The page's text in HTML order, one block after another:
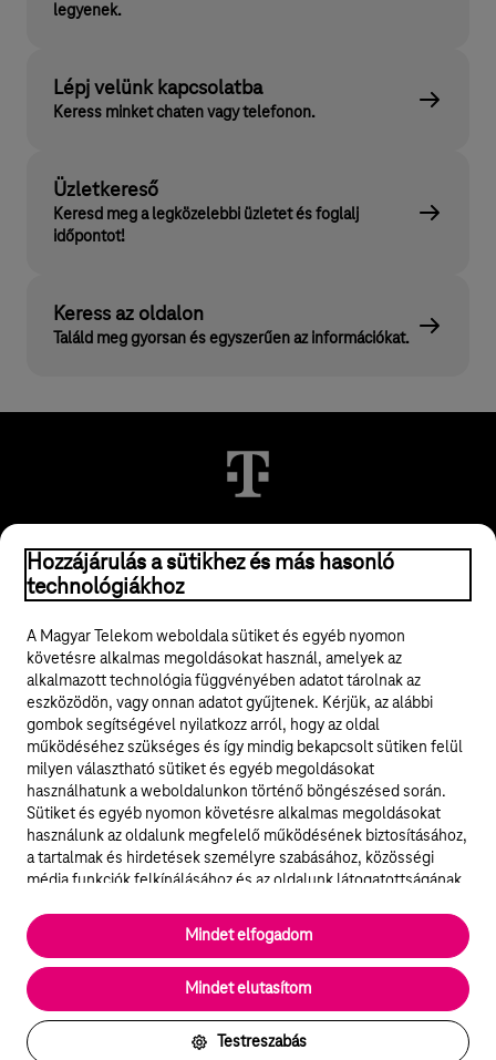
legyenek.
Lépj velünk kapcsolatba
Keress minket chaten vagy telefonon.
Üzletkereső
Keresd meg a legközelebbi üzletet és foglalj
időpontot!
Keress az oldalon
Találd meg gyorsan és egyszerűen az információkat.
© 2026 Magyar Telekom Nyrt.
ÁSZF
Adatvédelem
Felhívások
Közösségi média
Cookie beállítások
English
Hozzájárulás a sütikhez és más hasonló
technológiákhoz
A Magyar Telekom weboldala sütiket és egyéb nyomon
követésre alkalmas megoldásokat használ, amelyek az
alkalmazott technológia függvényében adatot tárolnak az
eszközödön, vagy onnan adatot gyűjtenek. Kérjük, az alábbi
gombok segítségével nyilatkozz arról, hogy az oldal
működéséhez szükséges és így mindig bekapcsolt sütiken felül
milyen választható sütiket és egyéb megoldásokat
használhatunk a weboldalunkon történő böngészésed során.
Sütiket és egyéb nyomon követésre alkalmas megoldásokat
használunk az oldalunk megfelelő működésének biztosításához,
a tartalmak és hirdetések személyre szabásához, közösségi
média funkciók felkínálásához és az oldalunk látogatottságának
elengedhetetlenek a weboldal működéséhez és nem lehet
kikapcsolni őket a weboldal látogatása során rendszerünkből. A
statisztikai, vagy marketing célú sütik segítségével bizonyos
esetekben az oldalhasználattal kapcsolatos információkat is
megosztjuk hirdetési és elemzési szolgáltatásokat nyújtó
partnereinkkel.
Testreszabás
Mindet elutasítom
Mindet elfogadom